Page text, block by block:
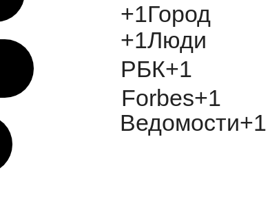
+1Город
+1Люди
РБК+1
Forbes+1
Ведомости+1